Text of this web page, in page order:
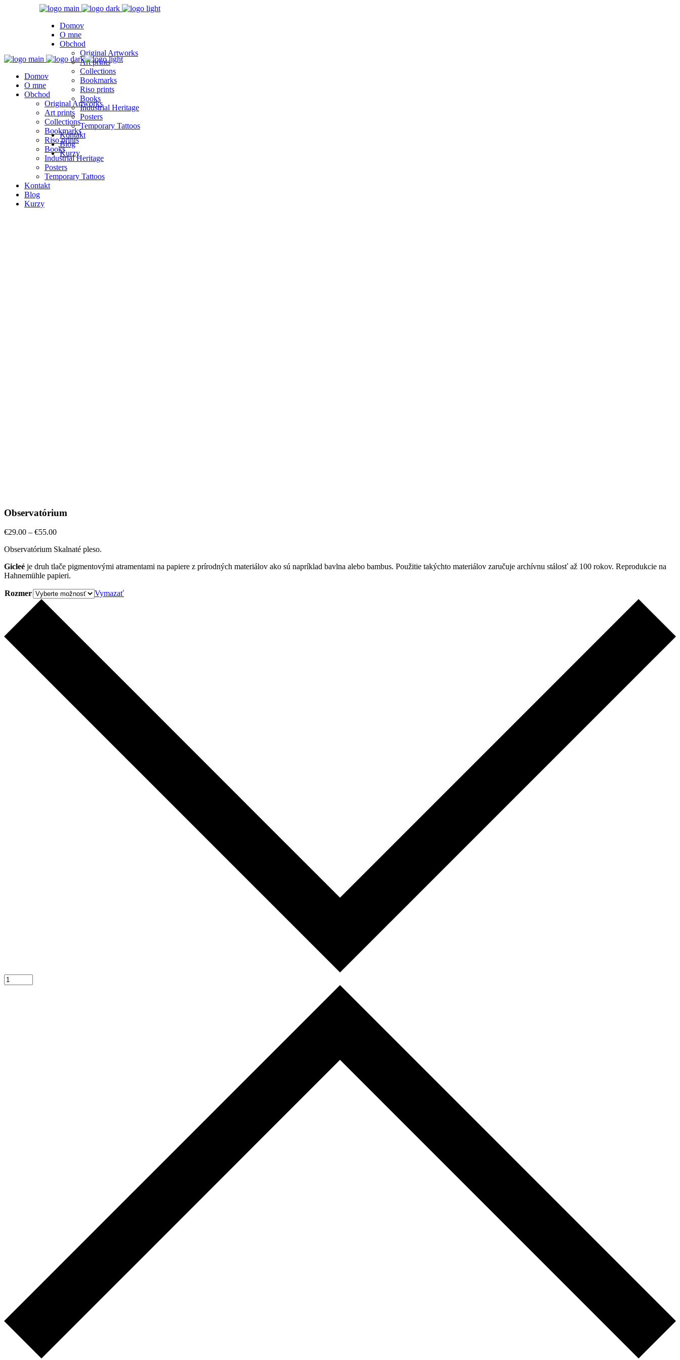
Domov
O mne
Obchod
Original Artworks
Art prints
Collections
Bookmarks
Riso prints
Books
Industrial Heritage
Posters
Temporary Tattoos
Kontakt
Blog
Kurzy
Domov
O mne
Obchod
Original Artworks
Art prints
Collections
Bookmarks
Riso prints
Books
Industrial Heritage
Posters
Temporary Tattoos
Kontakt
Blog
Kurzy
Observatórium
€29.00 – €55.00Price
€29.00
€55.00
Observatórium Skalnaté pleso.
Gicleé je druh tlače pigmentovými atramentami na papiere z prírodných materiálov ako sú napríklad bavlna alebo bambus. Použitie takýchto materiálov zaručuje archívnu stálosť až 100 rokov. Reprodukcie na
Hahnemühle papieri.
Rozmer
Vymazať
Observatórium
quantity